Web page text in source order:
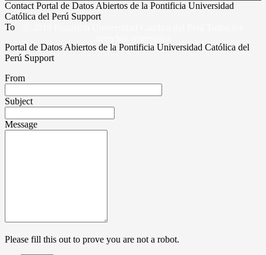
Contact Portal de Datos Abiertos de la Pontificia Universidad
Católica del Perú Support
To
Portal de Datos Abiertos de la Pontificia Universidad Católica del
Perú Support
From
Subject
Message
Please fill this out to prove you are not a robot.